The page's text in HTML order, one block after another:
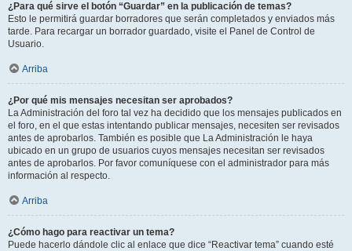
¿Para qué sirve el botón “Guardar” en la publicación de temas?
Esto le permitirá guardar borradores que serán completados y enviados más
tarde. Para recargar un borrador guardado, visite el Panel de Control de
Usuario.
Arriba
¿Por qué mis mensajes necesitan ser aprobados?
La Administración del foro tal vez ha decidido que los mensajes publicados en
el foro, en el que estas intentando publicar mensajes, necesiten ser revisados
antes de aprobarlos. También es posible que La Administración le haya
ubicado en un grupo de usuarios cuyos mensajes necesitan ser revisados
antes de aprobarlos. Por favor comuníquese con el administrador para más
información al respecto.
Arriba
¿Cómo hago para reactivar un tema?
Puede hacerlo dándole clic al enlace que dice “Reactivar tema” cuando esté